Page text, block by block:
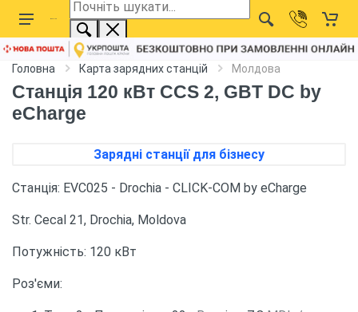
Головна Карта зарядних станцій Молдова
Станція 120 кВт CCS 2, GBT DC by
eCharge
Зарядні станції для бізнесу
Станція: EVC025 - Drochia - CLICK-COM by eCharge
Str. Cecal 21, Drochia, Moldova
Потужність: 120 кВт
Роз'єми: